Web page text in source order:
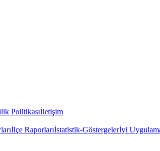
Politikasıİletişim
İlçe Raporlarıİstatistik-Göstergelerİyi